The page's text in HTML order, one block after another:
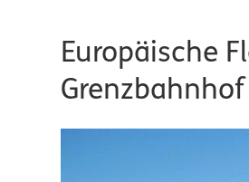
Europäische